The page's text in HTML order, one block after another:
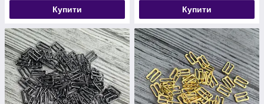
Купити Купити